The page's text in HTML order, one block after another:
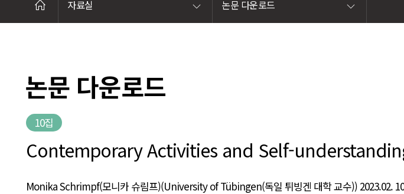
자료실 논문 다운로드
논문 다운로드
10집
Contemporary Activities and Self-
Monika Schrimpf(모니카 슈림프)(University of Tübingen(독일 튀빙겐 대학 교수)) 2023.02.